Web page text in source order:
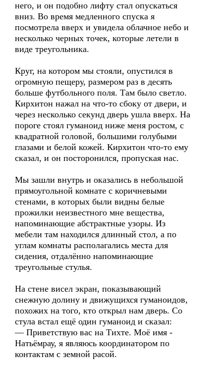
него, и он подобно лифту стал опускаться
вниз. Во время медленного спуска я
посмотрела вверх и увидела облачное небо и
несколько черных точек, которые летели в
виде треугольника.
Круг, на котором мы стояли, опустился в
огромную пещеру, размером раз в десять
больше футбольного поля. Там было светло.
Кирхитон нажал на что-то сбоку от двери, и
через несколько секунд дверь ушла вверх. На
пороге стоял гуманоид ниже меня ростом, с
квадратной головой, большими голубыми
глазами и белой кожей. Кирхитон что-то ему
сказал, и он посторонился, пропуская нас.
Мы зашли внутрь и оказались в небольшой
прямоугольной комнате с коричневыми
стенами, в которых были видны белые
прожилки неизвестного мне вещества,
напоминающие абстрактные узоры. Из
мебели там находился длинный стол, а по
углам комнаты располагались места для
сидения, отдалённо напоминающие
треугольные стулья.
На стене висел экран, показывающий
снежную долину и движущихся гуманоидов,
похожих на того, кто открыл нам дверь. Со
стула встал ещё один гуманоид и сказал:
— Приветствую вас на Тихте. Моё имя -
Натьёмрау, я являюсь координатором по
контактам с земной расой.